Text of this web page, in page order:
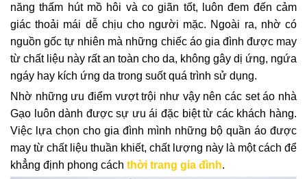
năng thấm hút mồ hôi và co giãn tốt, luôn đem đến cảm
giác thoải mái dễ chịu cho người mặc. Ngoài ra, nhờ có
nguồn gốc tự nhiên mà những chiếc áo gia đình được may
từ chất liệu này rất an toàn cho da, không gây dị ứng, ngứa
ngáy hay kích ứng da trong suốt quá trình sử dụng.
Nhờ những ưu điểm vượt trội như vậy nên các set áo nhà
Gạo luôn dành được sự ưu ái đặc biệt từ các khách hàng.
Việc lựa chọn cho gia đình mình những bộ quần áo được
may từ chất liệu thuần khiết, chất lượng này là một cách để
khẳng định phong cách thời trang gia đình.